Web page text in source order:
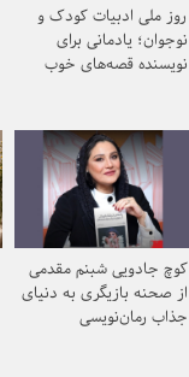
روز ملی ادبیات کودک و
نوجوان؛ یادمانی برای
نویسنده قصه‌های خوب
کوچ جادویی شبنم مقدمی
از صحنه بازیگری به دنیای
جذاب رمان‌نویسی